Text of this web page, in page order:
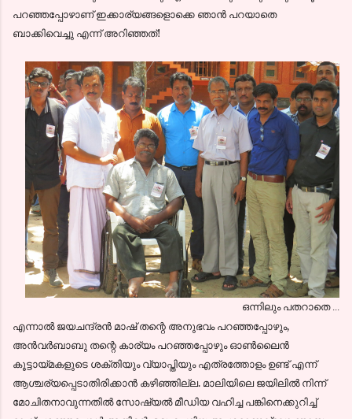
പറഞ്ഞപ്പോഴാണ് ഇക്കാര്യങ്ങളൊക്കെ ഞാന്‍ പറയാതെ
ബാക്കിവെച്ചു എന്ന്‍ അറിഞ്ഞത്!
ഒന്നിലും പതറാതെ ...
എന്നാല്‍ ജയചന്ദ്രന്‍ മാഷ്‌ തന്റെ അനുഭവം പറഞ്ഞപ്പോഴും,
അന്‍വര്‍ബാബു തന്റെ കാര്യം പറഞ്ഞപ്പോഴും ഓണ്‍ലൈന്‍
കൂട്ടായ്മകളുടെ ശക്തിയും വ്യാപ്തിയും എത്രത്തോളം ഉണ്ട് എന്ന്
ആശ്ചര്യപ്പെടാതിരിക്കാന്‍ കഴിഞ്ഞില്ല. മാലിയിലെ ജയിലില്‍ നിന്ന്
മോചിതനാവുന്നതില്‍ സോഷ്യല്‍ മീഡിയ വഹിച്ച പങ്കിനെക്കുറിച്ച്